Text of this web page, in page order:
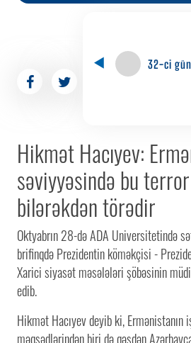
32-ci gün
Hikmət Hacıyev:
səviyyəsində bu
bilərəkdən törədir
Oktyabrın 28-də ADA Universitetində
brifinqdə Prezidentin köməkçisi -
Xarici siyasət məsələləri şöbəsinin
edib.
Hikmət Hacıyev deyib ki, Ermənistanın
məqsədlərindən biri də qəsdən